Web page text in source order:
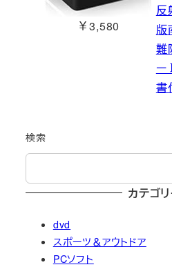
￥3,580
反
版
難
ー
書
検索
カテゴ
dvd
スポーツ＆アウトドア
PCソフト